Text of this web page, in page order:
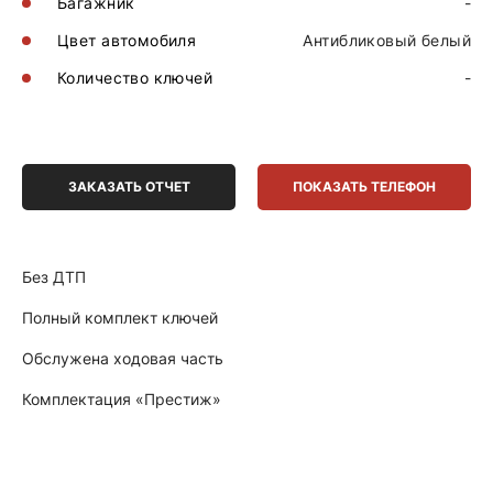
Цвет автомобиля
Антибликовый белый
Количество ключей
-
ЗАКАЗАТЬ ОТЧЕТ ПОКАЗАТЬ ТЕЛЕФОН
Без ДТП
Полный комплект ключей
Обслужена ходовая часть
Комплектация «Престиж»